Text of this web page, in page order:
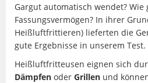
Gargut automatisch wendet? Wie
Fassungsvermögen? In ihrer
Heißluftfrittieren) lieferten die
gute Ergebnisse in unserem Test.
Heißluftfritteusen eignen sich
Dämpfen oder Grillen und